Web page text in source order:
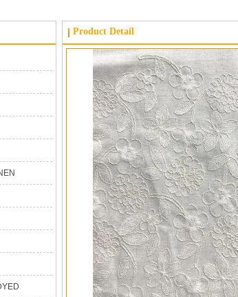
Product Detail